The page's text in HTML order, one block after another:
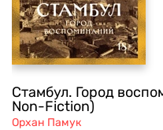
Стамбул. Город
Non-Fiction)
Орхан Памук